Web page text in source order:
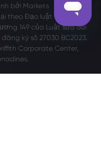
bởi Markets
theo Đạo luật về Công ty
149 của Luật sửa đổi
ký số 27030 BC2023.
Corporate Center,